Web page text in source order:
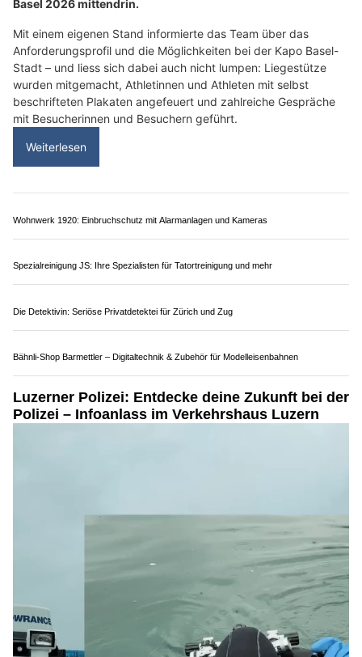
Basel 2026 mittendrin.
Mit einem eigenen Stand informierte das Team über das
Anforderungsprofil und die Möglichkeiten bei der Kapo Basel-
Stadt – und liess sich dabei auch nicht lumpen: Liegestütze
wurden mitgemacht, Athletinnen und Athleten mit selbst
beschrifteten Plakaten angefeuert und zahlreiche Gespräche
mit Besucherinnen und Besuchern geführt.
Weiterlesen